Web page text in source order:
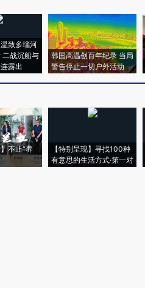
致多瑙河
二战沉船与
露出
韩国高温创百年纪录 当局
警告停止一切户外活动
不止“养
【特别呈现】寻找100种
有意思的生活方式·第一对